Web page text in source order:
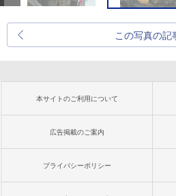
この写真の記
本サイトのご利用について
広告掲載のご案内
プライバシーポリシー